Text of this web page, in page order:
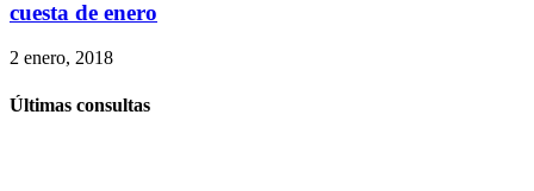
cuesta de enero
2 enero, 2018
Últimas consultas